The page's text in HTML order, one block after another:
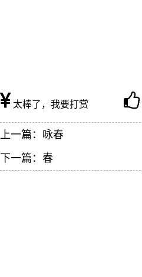
太棒了，我要打赏
上一篇： 咏春
下一篇： 春